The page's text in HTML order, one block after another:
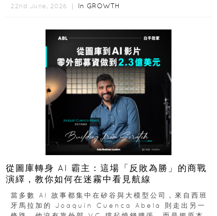
22nd June, 2026 ｜ In GROWTH
從圖庫轉身 AI 霸主：這場「反敗為勝」的商戰
演繹，教你如何在迷霧中看見航線
當多數 AI 故事都集中在矽谷與大模型公司，來自西班
牙馬拉加的 Joaquín Cuenca Abela 則走出另一